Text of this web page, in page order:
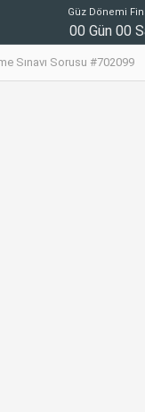
Güz Dönemi
00 Gün 00
Sınavı Sorusu #702099